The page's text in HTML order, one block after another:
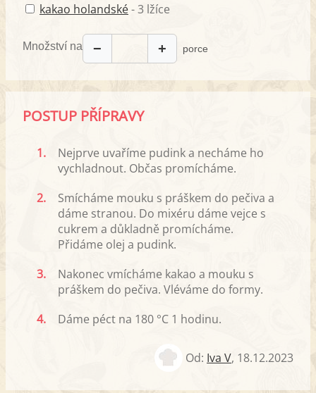
kakao holandské- 3 lžíce
Množství na − + porce
POSTUP PŘÍPRAVY
1.
Nejprve uvaříme pudink a necháme ho
vychladnout. Občas promícháme.
2.
Smícháme mouku s práškem do pečiva a
dáme stranou. Do mixéru dáme vejce s
cukrem a důkladně promícháme.
Přidáme olej a pudink.
3.
Nakonec vmícháme kakao a mouku s
práškem do pečiva. Vléváme do formy.
4.
Dáme péct na 180 °C 1 hodinu.
Od: Iva V, 18.12.2023